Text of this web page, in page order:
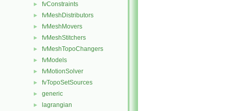
► fvConstraints
► fvMeshDistributors
► fvMeshMovers
► fvMeshStitchers
► fvMeshTopoChangers
► fvModels
► fvMotionSolver
► fvTopoSetSources
► generic
► lagrangian